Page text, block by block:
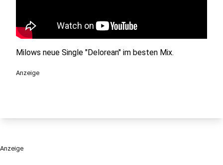
Milows neue Single "Delorean" im besten Mix.
Anzeige
Anzeige